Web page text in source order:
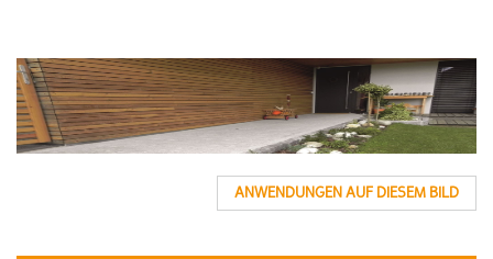
ANWENDUNGEN AUF DIESEM BILD